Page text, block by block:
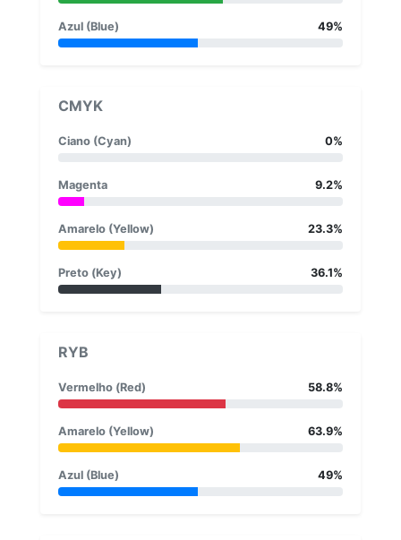
Azul (Blue) 49%
CMYK
Ciano (Cyan) 0%
Magenta 9.2%
Amarelo (Yellow) 23.3%
Preto (Key) 36.1%
RYB
Vermelho (Red) 58.8%
Amarelo (Yellow) 63.9%
Azul (Blue) 49%